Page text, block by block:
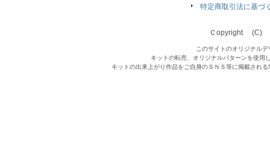
特定商取引法に基づ
Ｃopyright (C)
このサイトのオリジナル
キットの転売、オリジナルパターンを使用
キットの出来上がり作品をご自身のＳＮＳ等に掲載され